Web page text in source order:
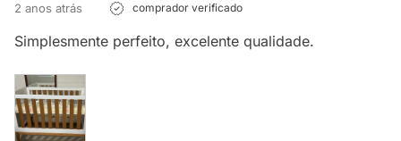
2 anos atrás comprador verificado
Simplesmente perfeito, excelente qualidade.